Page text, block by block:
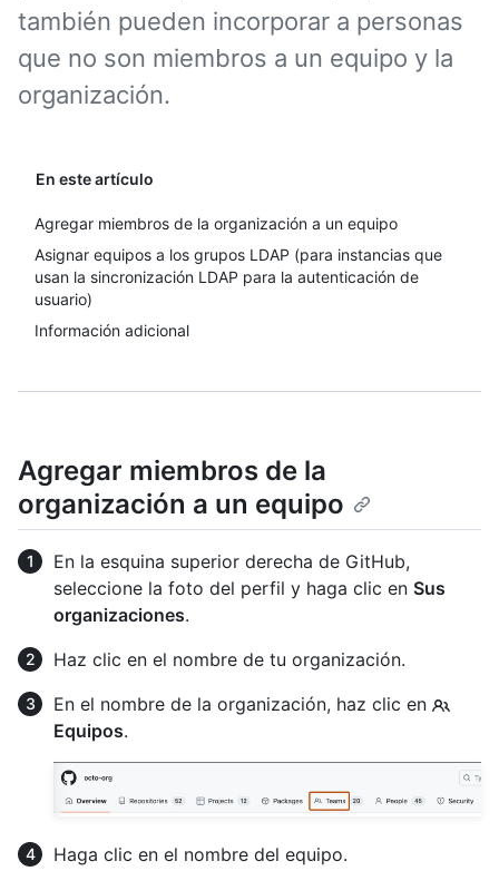
también pueden incorporar a personas
que no son miembros a un equipo y la
organización.
En este artículo
Agregar miembros de la organización a un equipo
Asignar equipos a los grupos LDAP (para instancias que
usan la sincronización LDAP para la autenticación de
usuario)
Información adicional
Agregar miembros de la
organización a un equipo
En la esquina superior derecha de GitHub,
seleccione la foto del perfil y haga clic en Sus
organizaciones.
Haz clic en el nombre de tu organización.
En el nombre de la organización, haz clic en
Equipos.
Haga clic en el nombre del equipo.